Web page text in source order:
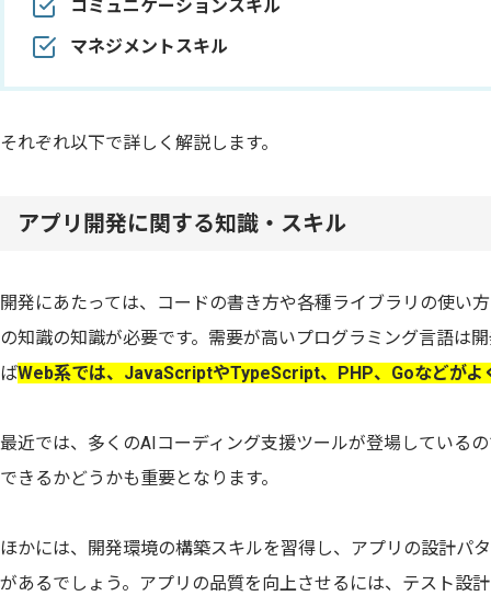
コミュニケーションスキル
マネジメントスキル
それぞれ以下で詳しく解説します。
アプリ開発に関する知識・スキル
開発にあたっては、コードの書き方や各種ライブラリの使い
の知識の知識が必要です。需要が高いプログラミング言語は
ばWeb系では、JavaScriptやTypeScript、PHP、Goなどがよ
最近では、多くのAIコーディング支援ツールが登場している
できるかどうかも重要となります。
ほかには、開発環境の構築スキルを習得し、アプリの設計パ
があるでしょう。アプリの品質を向上させるには、テスト設